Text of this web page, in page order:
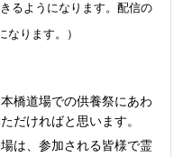
るようになります。配信の
なります。）
橋道場での供養祭にあわ
だければと思います。
は、参加される皆様で霊